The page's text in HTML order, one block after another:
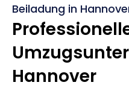
Beiladung in
Hannover